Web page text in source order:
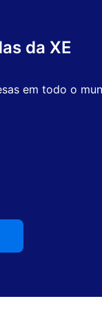
da XE
em todo o